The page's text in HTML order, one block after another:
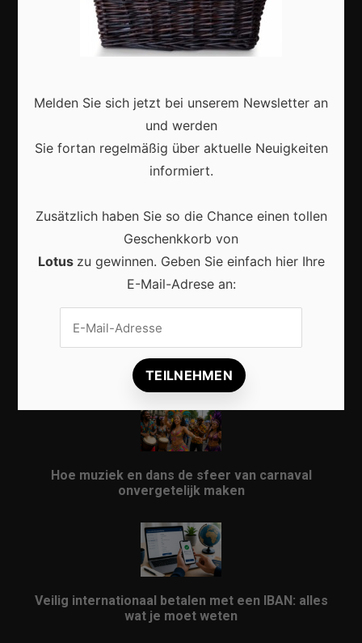
Karneval in Deutschland: Traditionen, Kostüme und
moderne Feierkultur
Karneval in Berlin erleben: Kreativität, Kultur und
Gemeinschaft auf einzigartige Weise entdecken
Vrijwilligers maken van carnaval een onvergetelijk
Hoe muziek en dans de sfeer van carnaval
onvergetelijk maken
Veilig internationaal betalen met een IBAN: alles
wat je moet weten
Melden Sie sich jetzt bei unserem Newsletter an
und werden
Sie fortan regelmäßig über aktuelle Neuigkeiten
informiert.
Zusätzlich haben Sie so die Chance einen tollen
Geschenkkorb von
Lotus zu gewinnen. Geben Sie einfach hier Ihre
E-Mail-Adrese an: